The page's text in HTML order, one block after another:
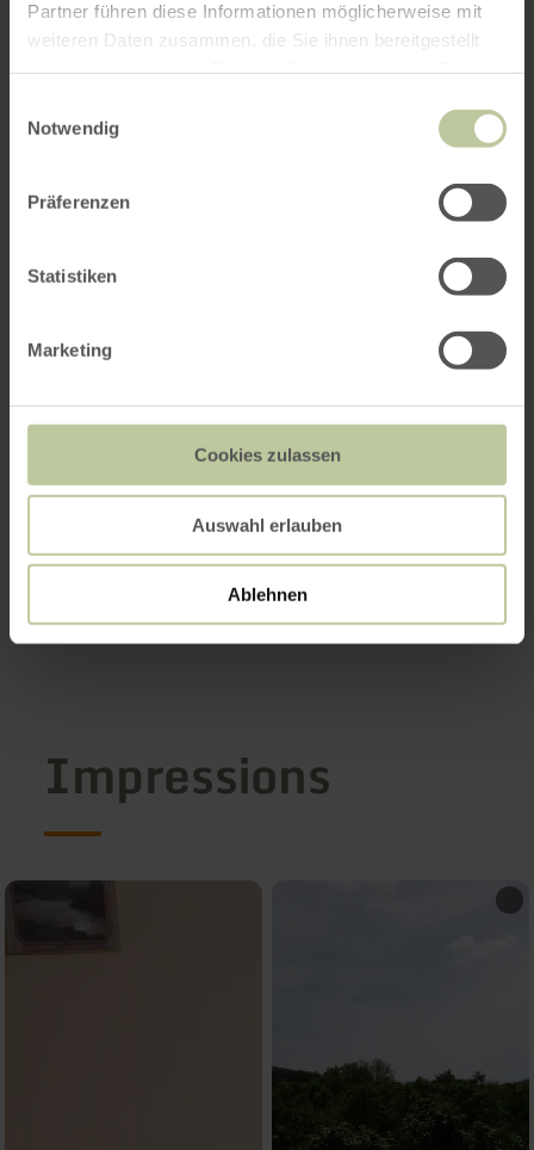
Partner führen diese Informationen möglicherweise mit
weiteren Daten zusammen, die Sie ihnen bereitgestellt
Notwendig
Präferenzen
Statistiken
Marketing
Cookies zulassen
Auswahl erlauben
Ablehnen
Impressions